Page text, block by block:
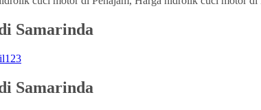
Samarinda
Samarinda